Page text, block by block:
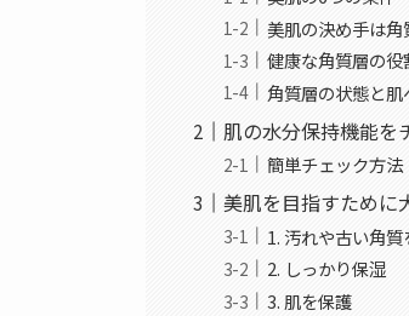
美肌の決め手は角
健康な角質層の役
角質層の状態と肌
肌の水分保持機能を
簡単チェック方法
美肌を目指すために
1. 汚れや古い角
2. しっかり保湿
3. 肌を保護